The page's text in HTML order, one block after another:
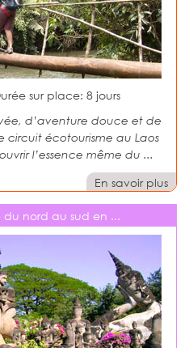
sur place: 8 jours
d’aventure douce et de
circuit écotourisme au Laos
l’essence même du ...
En savoir plus
nord au sud en ...